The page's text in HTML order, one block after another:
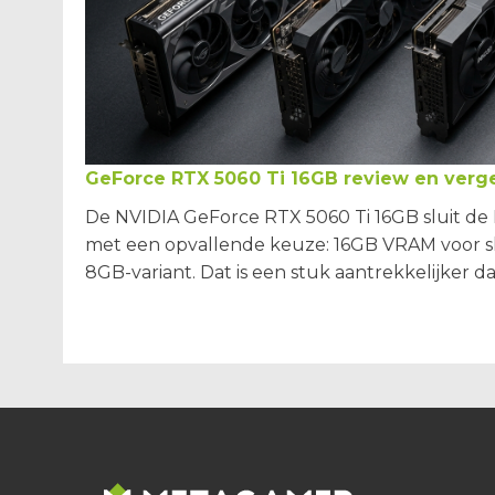
GeForce RTX 5060 Ti 16GB review en
De NVIDIA GeForce RTX 5060 Ti 16GB sluit
met een opvallende keuze: 16GB VRAM voor
8GB-variant. Dat is een stuk aantrekkelijker